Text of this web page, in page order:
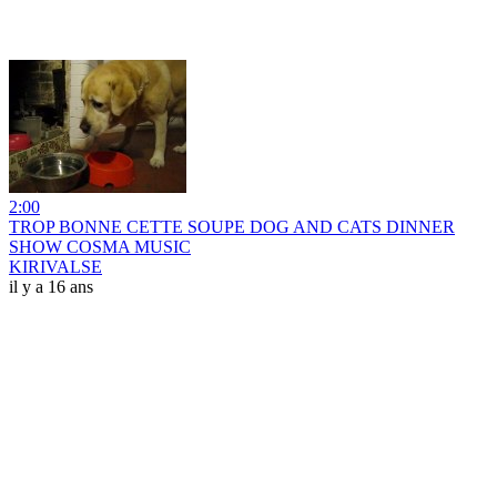
2:00
TROP BONNE CETTE SOUPE DOG AND CATS DINNER
SHOW COSMA MUSIC
KIRIVALSE
il y a 16 ans